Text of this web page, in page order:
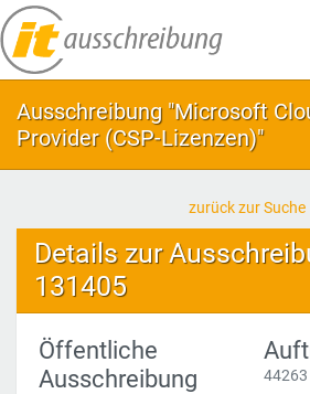
Ausschreibung "Microsoft
Provider (CSP-Lizenzen)"
zurück zur Suche
Details zur
131405
Öffentliche
Ausschreibung
44263